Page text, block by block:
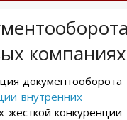
компаниях
документооборота
внутренних
жесткой конкуренции